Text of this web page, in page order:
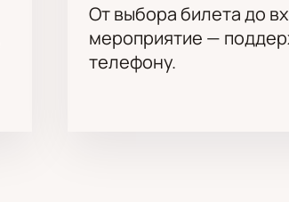
От выбора билета до
мероприятие —
телефону.